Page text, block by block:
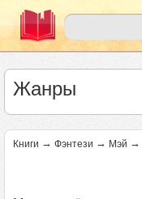
Жанры
Книги → Фэнтези → Мэй →